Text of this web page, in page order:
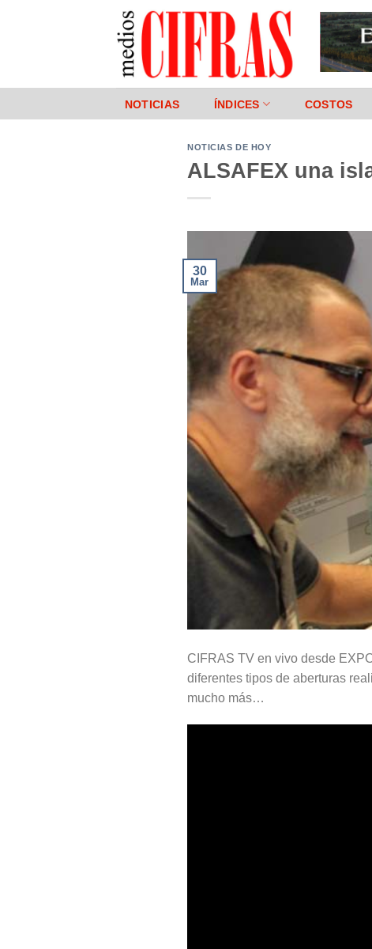
NOTICIAS ÍNDICES COSTOS
NOTICIAS DE HOY
ALSAFEX una
30
Mar
CIFRAS TV en vivo desde
diferentes tipos de aberturas
mucho más…